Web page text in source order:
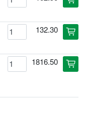
132.30 cart
1816.50 cart